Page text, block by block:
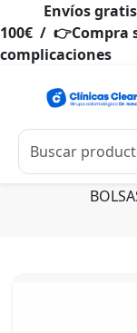
Envíos gratis
100€ / 👉Compra
complicaciones